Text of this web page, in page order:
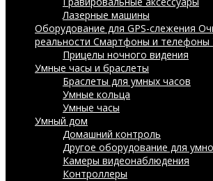
Лазерные машины
Оборудование для GPS-слежения
реальности Смартфоны и телефоны
Прицелы ночного видения
Умные часы и браслеты
Браслеты для умных часов
Умные кольца
Умные часы
Умный дом
Домашний контроль
Другое оборудование для
Камеры видеонаблюдения
Контроллеры